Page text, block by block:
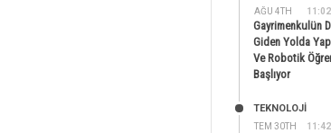
AĞU 4TH
Gayrimenkulün
Giden Yolda
Ve Robotik
Başlıyor
TEM 30TH
TEKNOLOJİ